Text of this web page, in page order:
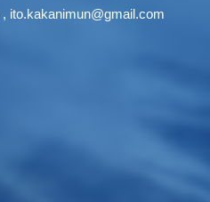
, ito.kakanimun@gmail.com